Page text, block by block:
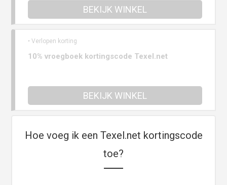
BEKIJK WINKEL
• Verlopen korting
10% vroegboek kortingscode Texel.net
BEKIJK WINKEL
Hoe voeg ik een Texel.net kortingscode
toe?